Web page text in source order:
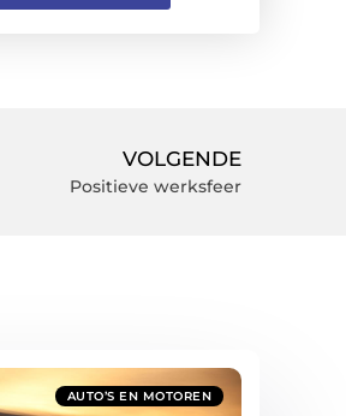
VOLGENDE
Positieve werksfeer
AUTO’S EN MOTOREN